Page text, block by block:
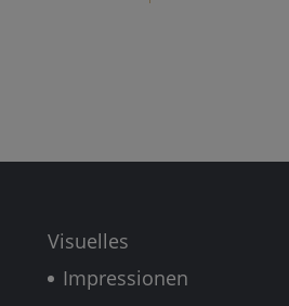
Visuelles
Impressionen